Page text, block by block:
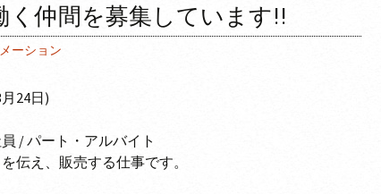
く仲間を募集しています!!
ーション
24日)
/ パート・アルバイト
伝え、販売する仕事です。